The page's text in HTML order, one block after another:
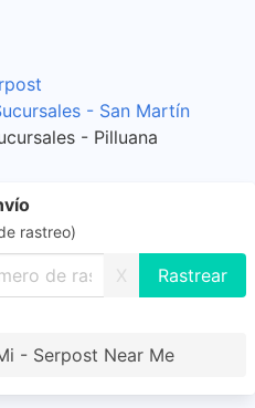
- San Martín
- Pilluana
rastreo)
X
- Serpost Near Me